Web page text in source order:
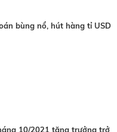
bùng nổ, hút hàng tỉ USD
10/2021 tăng trưởng trở